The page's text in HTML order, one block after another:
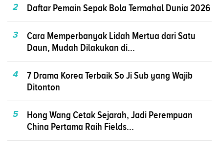
2 Daftar Pemain Sepak Bola Termahal Dunia 2026
3
Cara Memperbanyak Lidah Mertua dari Satu
Daun, Mudah Dilakukan di...
4
7 Drama Korea Terbaik So Ji Sub yang Wajib
Ditonton
5
Hong Wang Cetak Sejarah, Jadi Perempuan
China Pertama Raih Fields...